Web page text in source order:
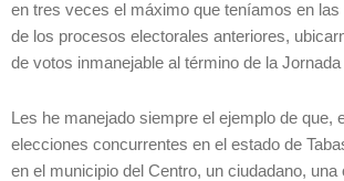
en tres veces el máximo que teníamos en
de los procesos electorales anteriores,
de votos inmanejable al término de la
Les he manejado siempre el ejemplo de que,
elecciones concurrentes en el estado de
en el municipio del Centro, un ciudadano, una